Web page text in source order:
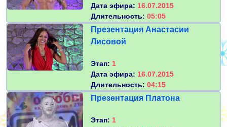
Дата эфира: 16.07.2015
Длительность: 05:05
Презентация Анастасии
Лисовой
Этап: 1
Дата эфира: 16.07.2015
Длительность: 04:15
Презентация Платона
Этап: 1